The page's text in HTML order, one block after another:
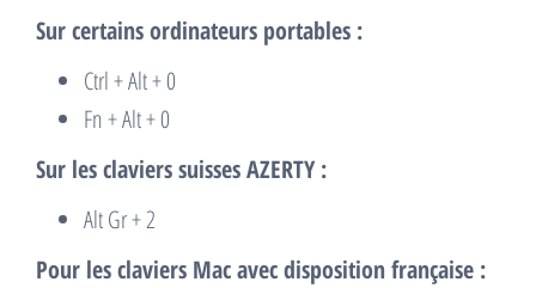
Sur certains ordinateurs portables :
Ctrl + Alt + 0
Fn + Alt + 0
Sur les claviers suisses AZERTY :
Alt Gr + 2
Pour les claviers Mac avec disposition française :